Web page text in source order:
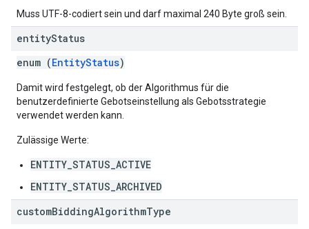
Muss UTF-8-codiert sein und darf maximal 240 Byte groß sein.
entityStatus
enum (EntityStatus)
Damit wird festgelegt, ob der Algorithmus für die
benutzerdefinierte Gebotseinstellung als Gebotsstrategie
verwendet werden kann.
Zulässige Werte:
ENTITY_STATUS_ACTIVE
ENTITY_STATUS_ARCHIVED
customBiddingAlgorithmType